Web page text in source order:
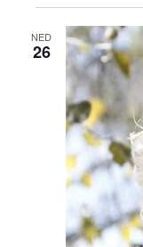
datum.
NED
26